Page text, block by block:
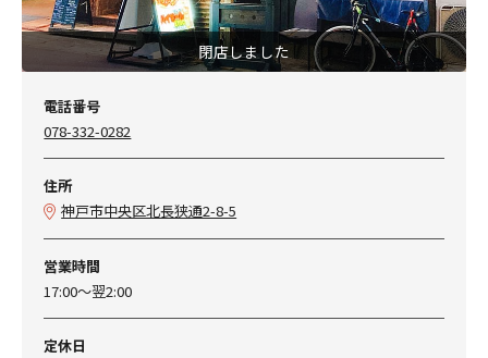
閉店しました
電話番号
078-332-0282
住所
神戸市中央区北長狭通2-8-5
営業時間
17:00～翌2:00
定休日